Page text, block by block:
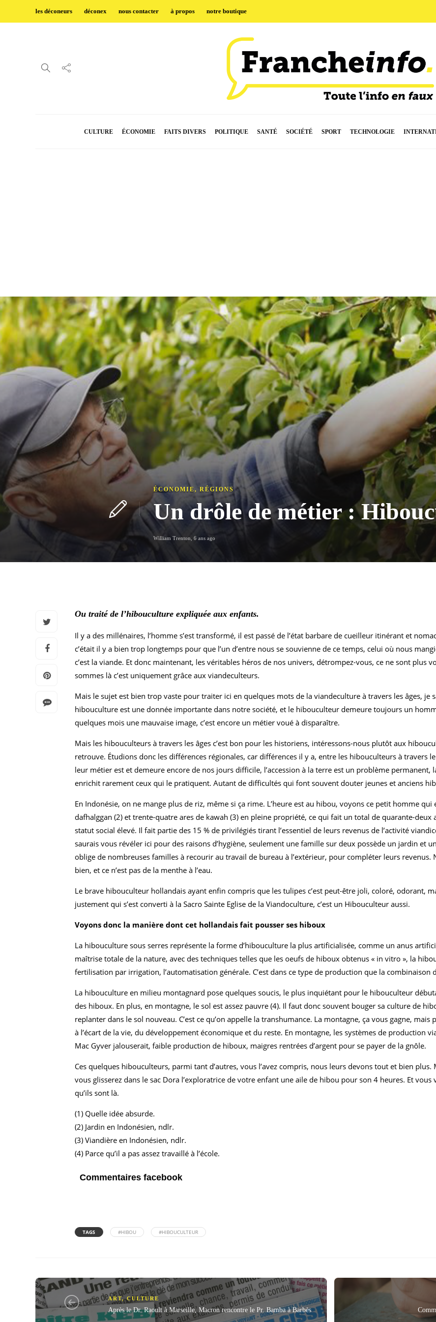
les déconeurs déconex nous contacter à propos notre boutique
CULTURE ÉCONOMIE FAITS DIVERS POLITIQUE SANTÉ SOCIÉTÉ SPORT TECHNOLOGIE
ÉCONOMIE, RÉGIONS
Un drôle de métier :
William Trenton 6 ans ago
Ou traité de l’hibouculture expliquée aux enfants.
Il y a des millénaires, l’homme s’est transformé, il est passé de l’état barbare de cueilleur itinérant et
c’était il y a bien trop longtemps pour que l’un d’entre nous se souvienne de ce temps, celui où nous
c’est la viande. Et donc maintenant, les véritables héros de nos univers, détrompez-vous, ce ne sont plus
sommes là c’est uniquement grâce aux viandeculteurs.
Mais le sujet est bien trop vaste pour traiter ici en quelques mots de la viandeculture à travers les âges, je
hibouculture est une donnée importante dans notre société, et le hibouculteur demeure toujours un
quelques mois une mauvaise image, c’est encore un métier voué à disparaître.
Mais les hibouculteurs à travers les âges c’est bon pour les historiens, intéressons-nous plutôt aux
retrouve. Étudions donc les différences régionales, car différences il y a, entre les hibouculteurs à travers
leur métier est et demeure encore de nos jours difficile, l’accession à la terre est un problème
enrichit rarement ceux qui le pratiquent. Autant de difficultés qui font souvent douter jeunes et anciens
En Indonésie, on ne mange plus de riz, même si ça rime. L’heure est au hibou, voyons ce petit homme
dafhalggan (2) et trente-quatre ares de kawah (3) en pleine propriété, ce qui fait un total de quarante-
statut social élevé. Il fait partie des 15 % de privilégiés tirant l’essentiel de leurs revenus de l’activité
saurais vous révéler ici pour des raisons d’hygiène, seulement une famille sur deux possède un jardin et
oblige de nombreuses familles à recourir au travail de bureau à l’extérieur, pour compléter leurs revenus.
bien, et ce n’est pas de la menthe à l’eau.
Le brave hibouculteur hollandais ayant enfin compris que les tulipes c’est peut-être joli, coloré, odorant,
justement qui s’est converti à la Sacro Sainte Eglise de la Viandoculture, c’est un Hibouculteur aussi.
Voyons donc la manière dont cet hollandais fait pousser ses hiboux
La hibouculture sous serres représente la forme d’hibouculture la plus artificialisée, comme un anus
maîtrise totale de la nature, avec des techniques telles que les oeufs de hiboux obtenus « in vitro », la
fertilisation par irrigation, l’automatisation générale. C’est dans ce type de production que la
La hibouculture en milieu montagnard pose quelques soucis, le plus inquiétant pour le hibouculteur
des hiboux. En plus, en montagne, le sol est assez pauvre (4). Il faut donc souvent bouger sa culture de
replanter dans le sol nouveau. C’est ce qu’on appelle la transhumance. La montagne, ça vous gagne,
à l’écart de la vie, du développement économique et du reste. En montagne, les systèmes de production
Mac Gyver jalouserait, faible production de hiboux, maigres rentrées d’argent pour se payer de la gnôle.
Ces quelques hibouculteurs, parmi tant d’autres, vous l’avez compris, nous leurs devons tout et bien
vous glisserez dans le sac Dora l’exploratrice de votre enfant une aile de hibou pour son 4 heures. Et
qu’ils sont là.
(1) Quelle idée absurde.
(2) Jardin en Indonésien, ndlr.
(3) Viandière en Indonésien, ndlr.
(4) Parce qu’il a pas assez travaillé à l’école.
Commentaires facebook
TAGS #HIBOU #HIBOUCULTEUR
ART,CULTURE
Après le Dr. Raoult à Marseille, Macron rencontre le Pr. Bamba à Barbès